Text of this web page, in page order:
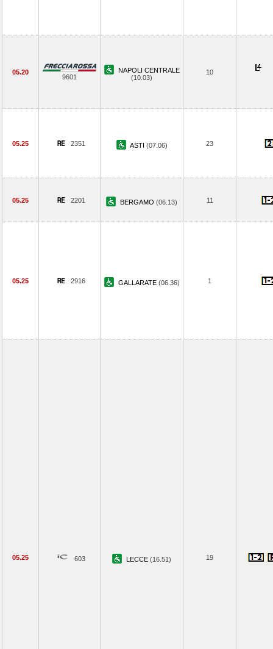
05.20
9601
NAPOLI CENTRALE
(10.03)
10
05.25 2351 ASTI (07.06) 23
05.25 2201 BERGAMO (06.13) 11
05.25 2916 GALLARATE (06.36) 1
05.25 603 LECCE (16.51) 19